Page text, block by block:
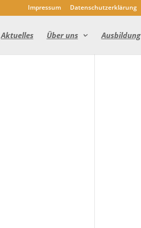
Impressum Datenschutzerklärung
Aktuelles Über uns Ausbildung